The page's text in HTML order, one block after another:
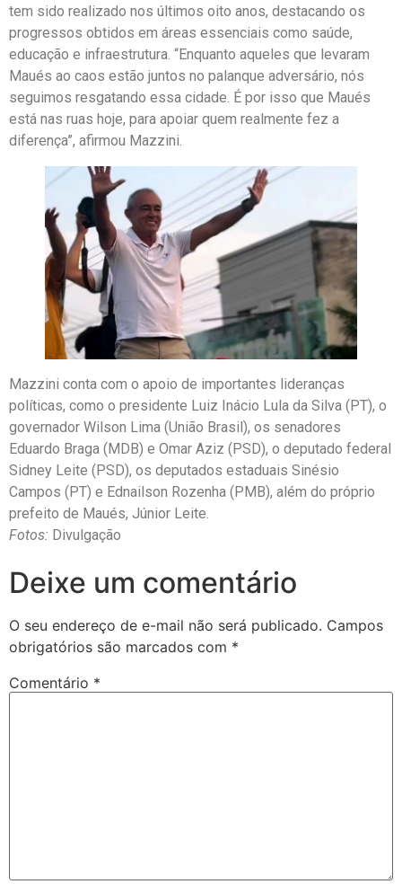
tem sido realizado nos últimos oito anos, destacando os
progressos obtidos em áreas essenciais como saúde,
educação e infraestrutura. “Enquanto aqueles que levaram
Maués ao caos estão juntos no palanque adversário, nós
seguimos resgatando essa cidade. É por isso que Maués
está nas ruas hoje, para apoiar quem realmente fez a
diferença”, afirmou Mazzini.
Mazzini conta com o apoio de importantes lideranças
políticas, como o presidente Luiz Inácio Lula da Silva (PT), o
governador Wilson Lima (União Brasil), os senadores
Eduardo Braga (MDB) e Omar Aziz (PSD), o deputado federal
Sidney Leite (PSD), os deputados estaduais Sinésio
Campos (PT) e Ednailson Rozenha (PMB), além do próprio
prefeito de Maués, Júnior Leite.
Fotos: Divulgação
Deixe um comentário
O seu endereço de e-mail não será publicado. Campos
obrigatórios são marcados com *
Comentário *